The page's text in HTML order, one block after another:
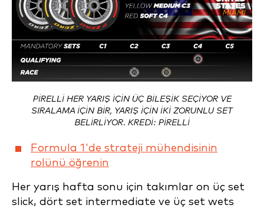
PIRELLI HER YARIŞ IÇIN ÜÇ BILEŞIK SEÇIYOR VE
SIRALAMA IÇIN BIR, YARIŞ IÇIN IKI ZORUNLU SET
BELIRLIYOR. KREDİ: PIRELLI
Formula 1'de strateji mühendisinin
rolünü öğrenin
Her yarış hafta sonu için takımlar on üç set
slick, dört set intermediate ve üç set wets